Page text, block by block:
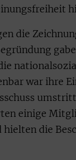
die
war ihre
einige
hielten die